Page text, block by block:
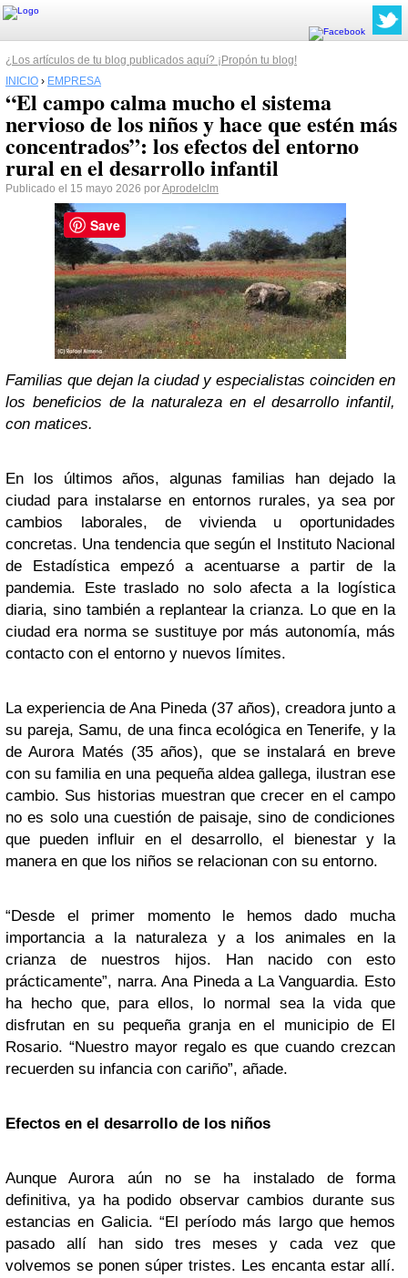
¿Los artículos de tu blog publicados aquí? ¡Propón tu blog!
INICIO › EMPRESA
“El campo calma mucho el sistema
nervioso de los niños y hace que estén más
concentrados”: los efectos del entorno
rural en el desarrollo infantil
Publicado el 15 mayo 2026 porAprodelclm
Familias que dejan la ciudad y especialistas coinciden en
los beneficios de la naturaleza en el desarrollo infantil,
con matices.
En los últimos años, algunas familias han dejado la
ciudad para instalarse en entornos rurales, ya sea por
cambios laborales, de vivienda u oportunidades
concretas. Una tendencia que según el Instituto Nacional
de Estadística empezó a acentuarse a partir de la
pandemia. Este traslado no solo afecta a la logística
diaria, sino también a replantear la crianza. Lo que en la
ciudad era norma se sustituye por más autonomía, más
contacto con el entorno y nuevos límites.
La experiencia de Ana Pineda (37 años), creadora junto a
su pareja, Samu, de una finca ecológica en Tenerife, y la
de Aurora Matés (35 años), que se instalará en breve
con su familia en una pequeña aldea gallega, ilustran ese
cambio. Sus historias muestran que crecer en el campo
no es solo una cuestión de paisaje, sino de condiciones
que pueden influir en el desarrollo, el bienestar y la
manera en que los niños se relacionan con su entorno.
“Desde el primer momento le hemos dado mucha
importancia a la naturaleza y a los animales en la
crianza de nuestros hijos. Han nacido con esto
prácticamente”, narra. Ana Pineda a La Vanguardia. Esto
ha hecho que, para ellos, lo normal sea la vida que
disfrutan en su pequeña granja en el municipio de El
Rosario. “Nuestro mayor regalo es que cuando crezcan
recuerden su infancia con cariño”, añade.
Efectos en el desarrollo de los niños
Aunque Aurora aún no se ha instalado de forma
definitiva, ya ha podido observar cambios durante sus
estancias en Galicia. “El período más largo que hemos
pasado allí han sido tres meses y cada vez que
volvemos se ponen súper tristes. Les encanta estar allí.
Save